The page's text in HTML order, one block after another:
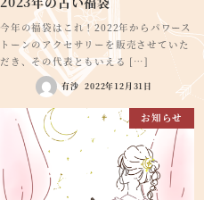
今年の福袋はこれ！2022年からパワース
トーンのアクセサリーを販売させていた
だき、その代表ともいえる […]
有沙 2022年12月31日
お知らせ